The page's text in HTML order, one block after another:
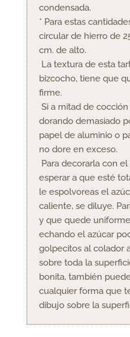
condensada.
* Para estas
circular de hierro de
cm. de alto.
La textura de esta
bizcocho, tiene que
firme.
Si a mitad de
dorando demasiado
papel de aluminio o
no dore en exceso.
Para decorarla con
esperar a que esté
le espolvoreas el
caliente, se diluye.
y que quede
echando el azúcar
golpecitos al colador
sobre toda la
bonita, también
cualquier forma que
dibujo sobre la